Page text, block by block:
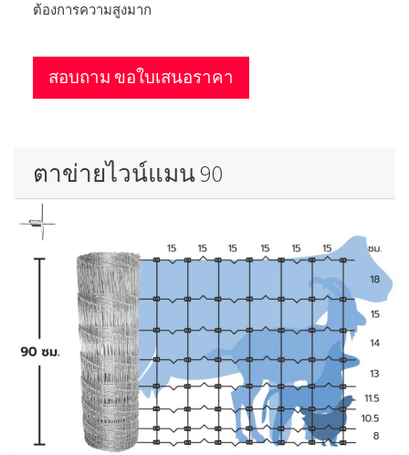
ต้องการความสูงมาก
สอบถาม ขอใบเสนอราคา
ตาข่ายไวน์แมน 90